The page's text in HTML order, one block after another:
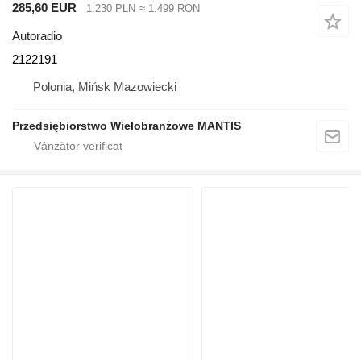
285,60 EUR 1.230 PLN ≈ 1.499 RON
Autoradio
2122191
Polonia, Mińsk Mazowiecki
Przedsiębiorstwo Wielobranżowe MANTIS